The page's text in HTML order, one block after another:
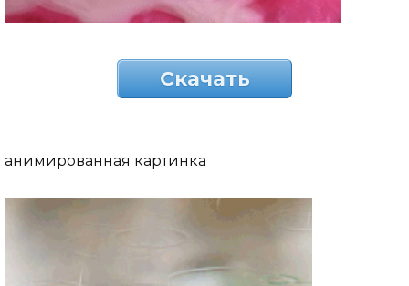
Скачать
анимированная картинка